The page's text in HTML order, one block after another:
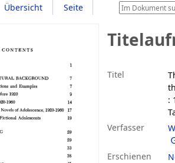
Übersicht Seite
Titel
:
Verfasser
Erschienen